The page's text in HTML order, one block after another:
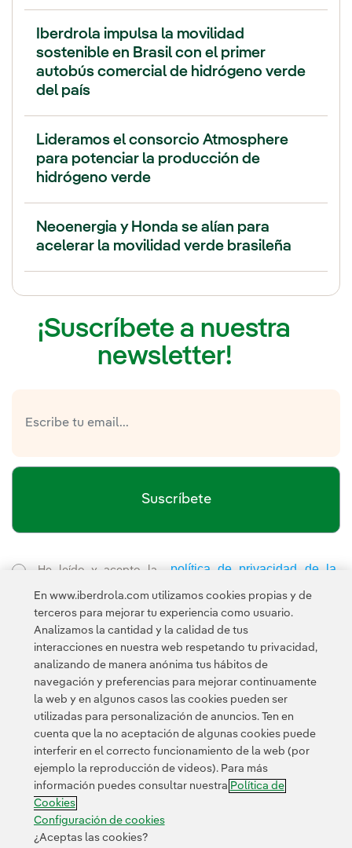
Iberdrola impulsa la movilidad
sostenible en Brasil con el primer
autobús comercial de hidrógeno verde
del país
Lideramos el consorcio Atmosphere
para potenciar la producción de
hidrógeno verde
Neoenergia y Honda se alían para
acelerar la movilidad verde brasileña
¡Suscríbete a nuestra
newsletter!
Suscríbete
He leído y acepto la
política de privacidad de la
Newsletter
Enlace externo, se abre en ventana nueva.
Esta página está protegida por reCAPTCHA y se aplican la
Política de privacidad y los
Contacta Política de Privacidad Información legal
Política de cookies Configuración de cookies Accesibilidad
Canal de denuncias
© 2026 Iberdrola, S.A. Reservados todos los derechos.
En www.iberdrola.com utilizamos cookies propias y de
terceros para mejorar tu experiencia como usuario.
Analizamos la cantidad y la calidad de tus
interacciones en nuestra web respetando tu privacidad,
analizando de manera anónima tus hábitos de
navegación y preferencias para mejorar continuamente
la web y en algunos casos las cookies pueden ser
utilizadas para personalización de anuncios. Ten en
cuenta que la no aceptación de algunas cookies puede
interferir en el correcto funcionamiento de la web (por
ejemplo la reproducción de videos). Para más
información puedes consultar nuestra Política de
Cookies
Configuración de cookies
¿Aceptas las cookies?